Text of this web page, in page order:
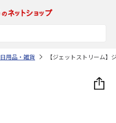
日用品・雑貨 【ジェットストリーム